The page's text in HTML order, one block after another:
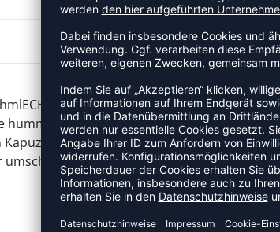
JACKET verfügt über eine reguläre
hummelTEX-Eigenschaften. Dieses stellt
Taschen und einem langen Körper
Das kultige Bumblebee® Logo